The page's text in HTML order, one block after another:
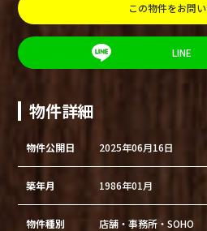
この物件をお問
LINE
物件詳細
物件公開日 2025年06月16日
築年月 1986年01月
物件種別 店舗・事務所・SOHO